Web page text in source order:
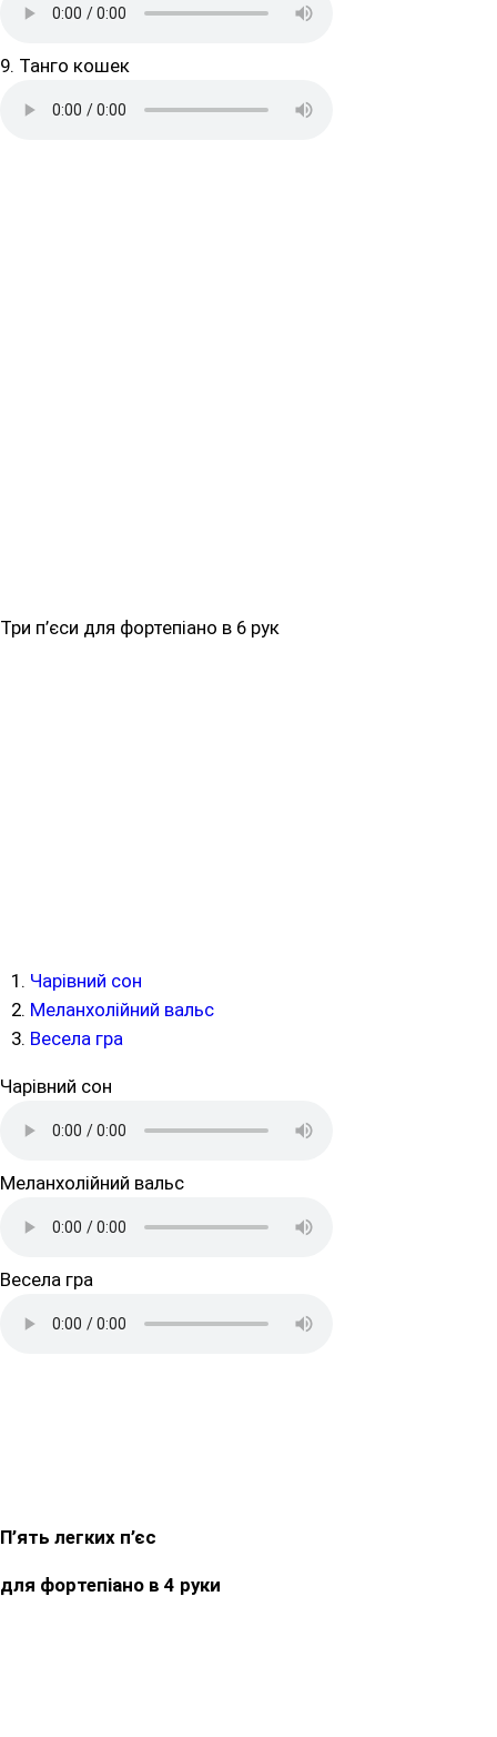
9. Танго кошек
Три п’єси для фортепіано в 6 рук
Чарівний сон
Меланхолійний вальс
Весела гра
Чарівний сон
Меланхолійний вальс
Весела гра
П’ять легких п’єс
для фортепіано в 4 руки